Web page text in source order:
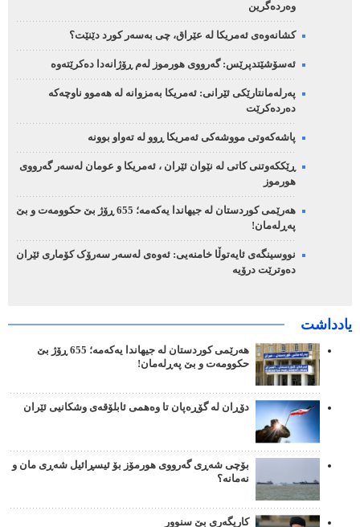
وەردەگرین
کشانەوەی ئەمریکا لە عێراق، چی بەسەر کورد دێنێت؟
ئەسۆشێتدپرێس: گەرووی هورموز لەم ڕۆژانەدا دەکرێتەوە
پەرلەمانتارێکی ئێرانی: ئەمریکا بەمزوانە لە هەموو ناوچەکە
دەردەکرێت
پاشەکەوتی مووشەکی ئەمریکا ڕوو لە تەواو بوونە
ڕێککەوتنی کاتی لە نێوان ئێران ، ئەمریکا و عومان لەسەر گەرووی
هورموز
هەرێمی کوردستان لە جیهاندا یەکەمە؛ 655 ڕۆژ بێ حکوومەت و بێ
پەڕلەمان!
نووسینگەی ئایەتوڵا خامنەیی: ئەوەی لەسەر سەرۆک کۆماری ئێران
دەوترێت درۆیە
یادداشت
هەرێمی کوردستان لە جیهاندا یەکەمە؛ 655 ڕۆژ بێ
حکوومەت و بێ پەڕلەمان!
دۆڕان لە گۆڕەپان تا وەهمی ئابلۆقەی وشکانیی ئێران
بۆچی شەڕی گەرووی هورمۆز بۆ ئیسڕائیل شەڕی مان و
نەمانە؟
کاریگەری بێ سنوور